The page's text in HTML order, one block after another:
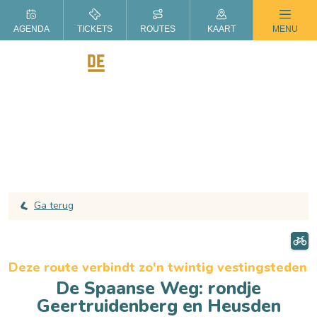
ZOMER IN DE LANGSTRAAT
Ga terug
Deze route verbindt zo'n twintig vestingsteden
De Spaanse Weg: rondje
Geertruidenberg en Heusden
AGENDA TICKETS ROUTES KAART MENU